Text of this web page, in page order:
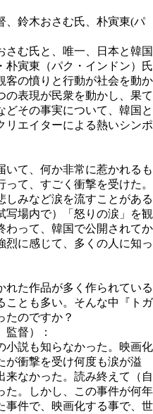
、鈴木おさむ氏、朴寅東(パ
さむ氏と、唯一、日本と韓国
朴寅東（パク・インドン）氏
客の憤りと行動が社会を動か
の表現が民衆を動かし、果て
どその事実について、韓国と
リエイターによる熱いシンポ
いて、何か非常に惹かれるも
て、すごく衝撃を受けた。
しみなど涙を流すことがある
写場内で）「怒りの涙」を観
わって、韓国で公開されてか
烈に感じて、多くの人に知っ
れた作品が多く作られている
ことも多い。そんな中『トガ
たのですか？
督）：
小説も知らなかった。映画化
が衝撃を受け何度も涙が溢
来なかった。読み終えて（自
た。しかし、この事件が何年
事件で、映画化する事で、世